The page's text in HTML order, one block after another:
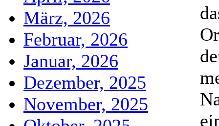
März, 2026
Februar, 2026
Januar, 2026
Dezember, 2025
November, 2025